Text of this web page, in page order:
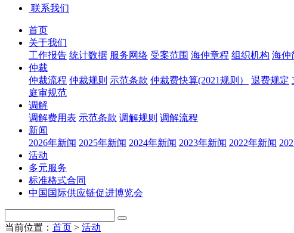
联系我们
首页
关于我们
工作报告 统计数据 服务网络 受案范围 海仲章程 组织机构 海仲
仲裁
仲裁流程 仲裁规则 示范条款 仲裁费快算(2021规则） 退费规定
庭审规范
调解
调解费用表 示范条款 调解规则 调解流程
新闻
2026年新闻 2025年新闻 2024年新闻 2023年新闻 2022年新闻
活动
多元服务
标准格式合同
中国国际供应链促进博览会
当前位置： 首页 > 活动